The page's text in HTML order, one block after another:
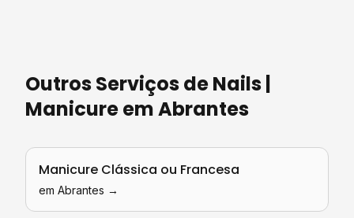
Outros Serviços deNails |
ManicureemAbrantes
Manicure Clássica ou Francesa
em Abrantes →